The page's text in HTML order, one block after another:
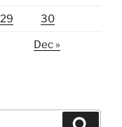
29 30
Dec »